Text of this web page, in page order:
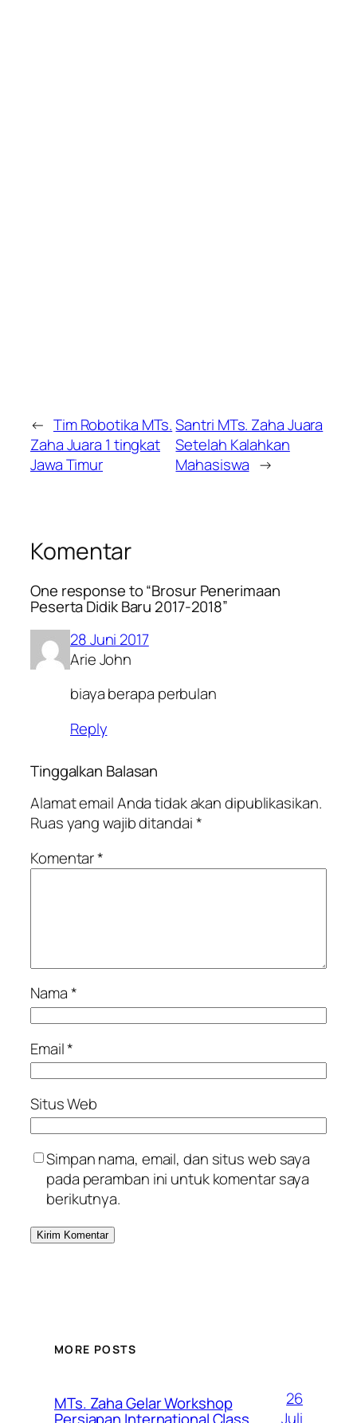
← Tim Robotika MTs.
Zaha Juara 1 tingkat
Jawa Timur
Santri MTs. Zaha Juara
Setelah Kalahkan
Mahasiswa →
Komentar
One response to “Brosur Penerimaan
Peserta Didik Baru 2017-2018”
28 Juni 2017
Arie John
biaya berapa perbulan
Reply
Tinggalkan Balasan
Alamat email Anda tidak akan dipublikasikan.
Ruas yang wajib ditandai*
Komentar*
Nama*
Email*
Situs Web
Simpan nama, email, dan situs web saya
pada peramban ini untuk komentar saya
berikutnya.
MORE POSTS
MTs. Zaha Gelar Workshop
Persiapan International Class
26
Juli